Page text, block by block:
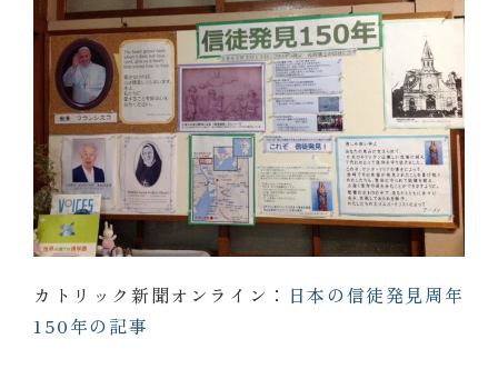
カトリック新聞オンライン： 日本の信徒発見周年
150年の記事